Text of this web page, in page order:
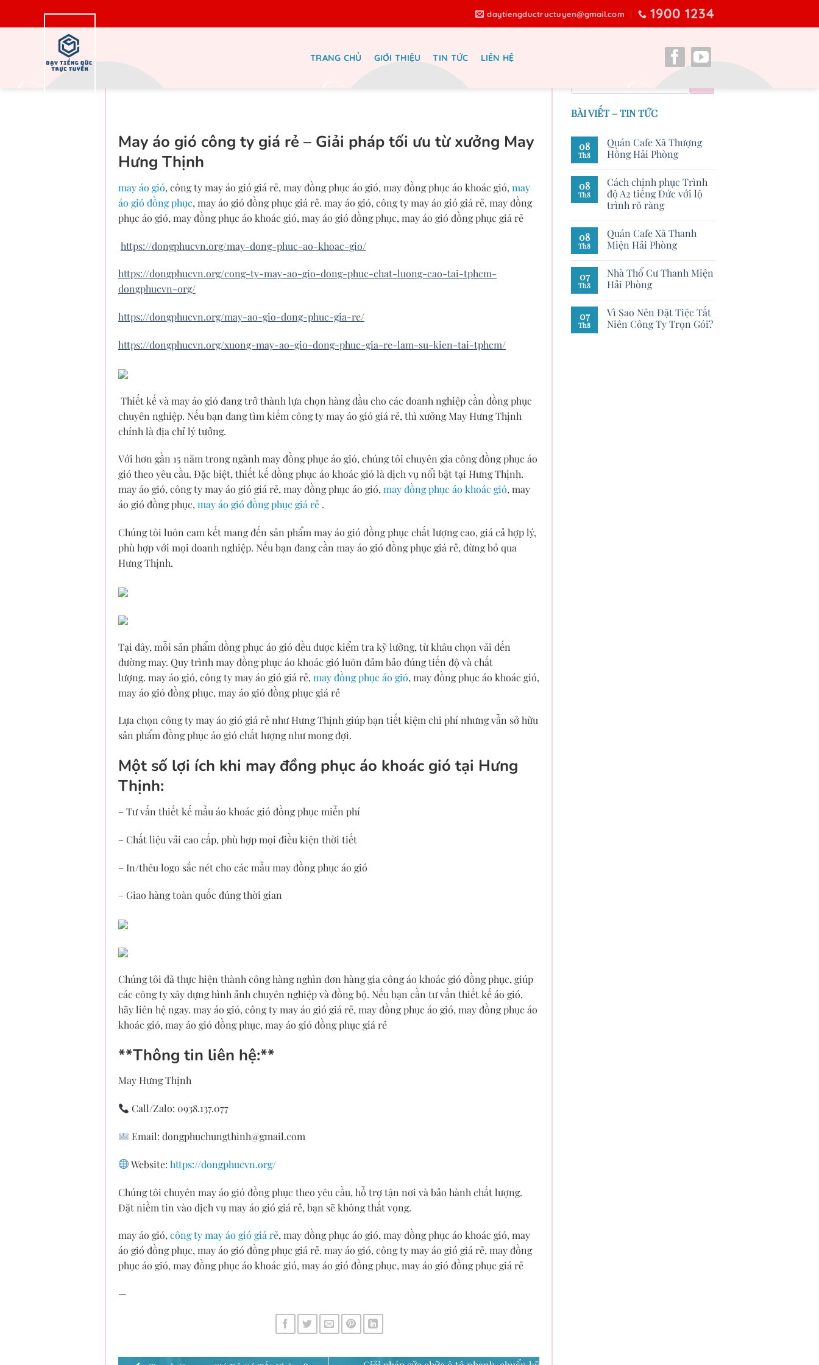
daytiengductructuyen@gmail.com 1900 1234
TRANG CHỦ GIỚI THIỆU TIN TỨC LIÊN HỆ
May áo gió công ty giá rẻ – Giải pháp tối ưu từ xưởng May
Hưng Thịnh
may áo gió, công ty may áo gió giá rẻ, may đồng phục áo gió, may đồng phục áo khoác gió, may
áo gió đồng phục, may áo gió đồng phục giá rẻ. may áo gió, công ty may áo gió giá rẻ, may đồng
phục áo gió, may đồng phục áo khoác gió, may áo gió đồng phục, may áo gió đồng phục giá rẻ
https://dongphucvn.org/may-dong-phuc-ao-khoac-gio/
https://dongphucvn.org/cong-ty-may-ao-gio-dong-phuc-chat-luong-cao-tai-tphcm-
dongphucvn-org/
https://dongphucvn.org/may-ao-gio-dong-phuc-gia-re/
https://dongphucvn.org/xuong-may-ao-gio-dong-phuc-gia-re-lam-su-kien-tai-tphcm/
Thiết kế và may áo gió đang trở thành lựa chọn hàng đầu cho các doanh nghiệp cần đồng phục
chuyên nghiệp. Nếu bạn đang tìm kiếm công ty may áo gió giá rẻ, thì xưởng May Hưng Thịnh
chính là địa chỉ lý tưởng.
Với hơn gần 15 năm trong ngành may đồng phục áo gió, chúng tôi chuyên gia công đồng phục áo
gió theo yêu cầu. Đặc biệt, thiết kế đồng phục áo khoác gió là dịch vụ nổi bật tại Hưng Thịnh.
may áo gió, công ty may áo gió giá rẻ, may đồng phục áo gió,may đồng phục áo khoác gió, may
áo gió đồng phục,may áo gió đồng phục giá rẻ .
Chúng tôi luôn cam kết mang đến sản phẩm may áo gió đồng phục chất lượng cao, giá cả hợp lý,
phù hợp với mọi doanh nghiệp. Nếu bạn đang cần may áo gió đồng phục giá rẻ, đừng bỏ qua
Hưng Thịnh.
Tại đây, mỗi sản phẩm đồng phục áo gió đều được kiểm tra kỹ lưỡng, từ khâu chọn vải đến
đường may. Quy trình may đồng phục áo khoác gió luôn đảm bảo đúng tiến độ và chất
lượng. may áo gió, công ty may áo gió giá rẻ, may đồng phục áo gió, may đồng phục áo khoác gió,
may áo gió đồng phục, may áo gió đồng phục giá rẻ
Lựa chọn công ty may áo gió giá rẻ như Hưng Thịnh giúp bạn tiết kiệm chi phí nhưng vẫn sở hữu
sản phẩm đồng phục áo gió chất lượng như mong đợi.
Một số lợi ích khi may đồng phục áo khoác gió tại Hưng
Thịnh:
– Tư vấn thiết kế mẫu áo khoác gió đồng phục miễn phí
– Chất liệu vải cao cấp, phù hợp mọi điều kiện thời tiết
– In/thêu logo sắc nét cho các mẫu may đồng phục áo gió
– Giao hàng toàn quốc đúng thời gian
Chúng tôi đã thực hiện thành công hàng nghìn đơn hàng gia công áo khoác gió đồng phục, giúp
các công ty xây dựng hình ảnh chuyên nghiệp và đồng bộ. Nếu bạn cần tư vấn thiết kế áo gió,
hãy liên hệ ngay. may áo gió, công ty may áo gió giá rẻ, may đồng phục áo gió, may đồng phục áo
khoác gió, may áo gió đồng phục, may áo gió đồng phục giá rẻ
**Thông tin liên hệ:**
May Hưng Thịnh
Call/Zalo: 0938.137.077
Email:dongphuchungthinh@gmail.com
Website:https://dongphucvn.org/
Chúng tôi chuyên may áo gió đồng phục theo yêu cầu, hỗ trợ tận nơi và bảo hành chất lượng.
Đặt niềm tin vào dịch vụ may áo gió giá rẻ, bạn sẽ không thất vọng.
may áo gió,công ty may áo gió giá rẻ, may đồng phục áo gió, may đồng phục áo khoác gió, may
áo gió đồng phục, may áo gió đồng phục giá rẻ. may áo gió, công ty may áo gió giá rẻ, may đồng
phục áo gió, may đồng phục áo khoác gió, may áo gió đồng phục, may áo gió đồng phục giá rẻ
—
BÀI VIẾT – TIN TỨC
08
Th8
Quán Cafe Xã Thượng
Hồng Hải Phòng
08
Th8
Cách chinh phục Trình
độ A2 tiếng Đức với lộ
trình rõ ràng
08
Th8
Quán Cafe Xã Thanh
Miện Hải Phòng
07
Th8
Nhà Thổ Cư Thanh Miện
Hải Phòng
07
Th8
Vì Sao Nên Đặt Tiệc Tất
Niên Công Ty Trọn Gói?